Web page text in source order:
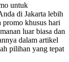
untuk
di Jakarta lebih
promo khusus hari
luar biasa dan
dalam artikel
pilihan yang tepat